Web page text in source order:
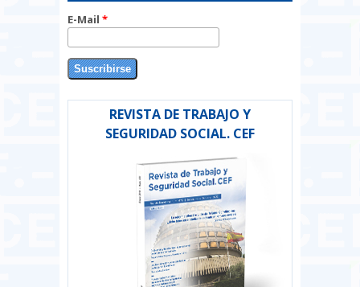
E-Mail *
REVISTA DE TRABAJO Y
SEGURIDAD SOCIAL. CEF